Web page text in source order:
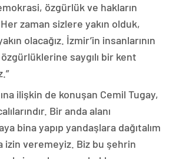
özgürlük ve hakların
zaman sizlere yakın olduk,
olacağız. İzmir’in insanlarının
saygılı bir kent
ilişkin de konuşan Cemil Tugay,
Bir anda alanı
bina yapıp yandaşlara dağıtalım
izin veremeyiz. Biz bu şehrin